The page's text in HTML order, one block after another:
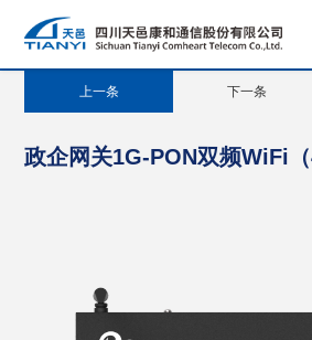
上一条 下一条
政企网关1G-PON双频WiFi（